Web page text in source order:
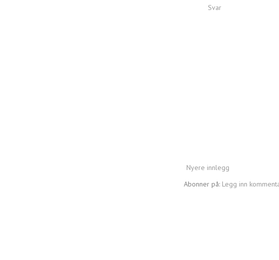
Svar
Nyere innlegg
Abonner på: Legg inn